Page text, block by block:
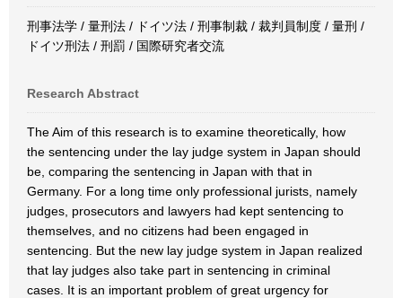
刑事法学 / 量刑法 / ドイツ法 / 刑事制裁 / 裁判員制度 / 量刑 /
ドイツ刑法 / 刑罰 / 国際研究者交流
Research Abstract
The Aim of this research is to examine theoretically, how
the sentencing under the lay judge system in Japan should
be, comparing the sentencing in Japan with that in
Germany. For a long time only professional jurists, namely
judges, prosecutors and lawyers had kept sentencing to
themselves, and no citizens had been engaged in
sentencing. But the new lay judge system in Japan realized
that lay judges also take part in sentencing in criminal
cases. It is an important problem of great urgency for